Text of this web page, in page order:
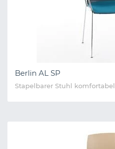
Berlin AL SP
Stapelbarer Stuhl komfortabel